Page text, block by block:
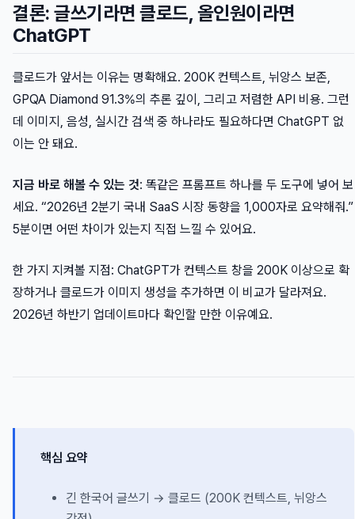
결론: 글쓰기라면 클로드, 올인원이라면
ChatGPT
클로드가 앞서는 이유는 명확해요. 200K 컨텍스트, 뉘앙스 보존,
GPQA Diamond 91.3%의 추론 깊이, 그리고 저렴한 API 비용. 그런
데 이미지, 음성, 실시간 검색 중 하나라도 필요하다면 ChatGPT 없
이는 안 돼요.
지금 바로 해볼 수 있는 것: 똑같은 프롬프트 하나를 두 도구에 넣어 보
세요. “2026년 2분기 국내 SaaS 시장 동향을 1,000자로 요약해줘.”
5분이면 어떤 차이가 있는지 직접 느낄 수 있어요.
한 가지 지켜볼 지점: ChatGPT가 컨텍스트 창을 200K 이상으로 확
장하거나 클로드가 이미지 생성을 추가하면 이 비교가 달라져요.
2026년 하반기 업데이트마다 확인할 만한 이유예요.
핵심 요약
긴 한국어 글쓰기 → 클로드 (200K 컨텍스트, 뉘앙스